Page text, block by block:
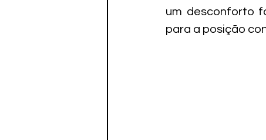
um desconforto
para a posição